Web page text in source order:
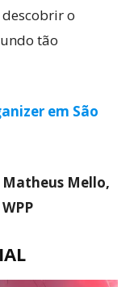
o
tão
em São
Matheus Mello,